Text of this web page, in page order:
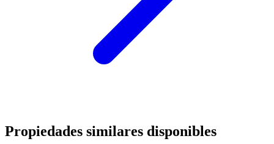
Propiedades similares disponibles